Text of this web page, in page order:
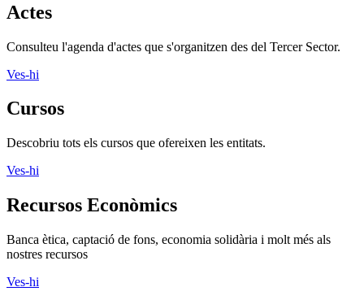
Actes
Consulteu l'agenda d'actes que s'organitzen des del Tercer Sector.
Ves-hi
Cursos
Descobriu tots els cursos que ofereixen les entitats.
Ves-hi
Recursos Econòmics
Banca ètica, captació de fons, economia solidària i molt més als
nostres recursos
Ves-hi